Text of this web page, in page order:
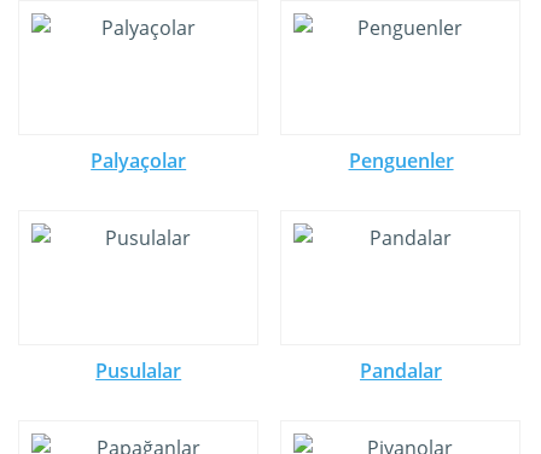
Palyaçolar Penguenler
Pusulalar Pandalar